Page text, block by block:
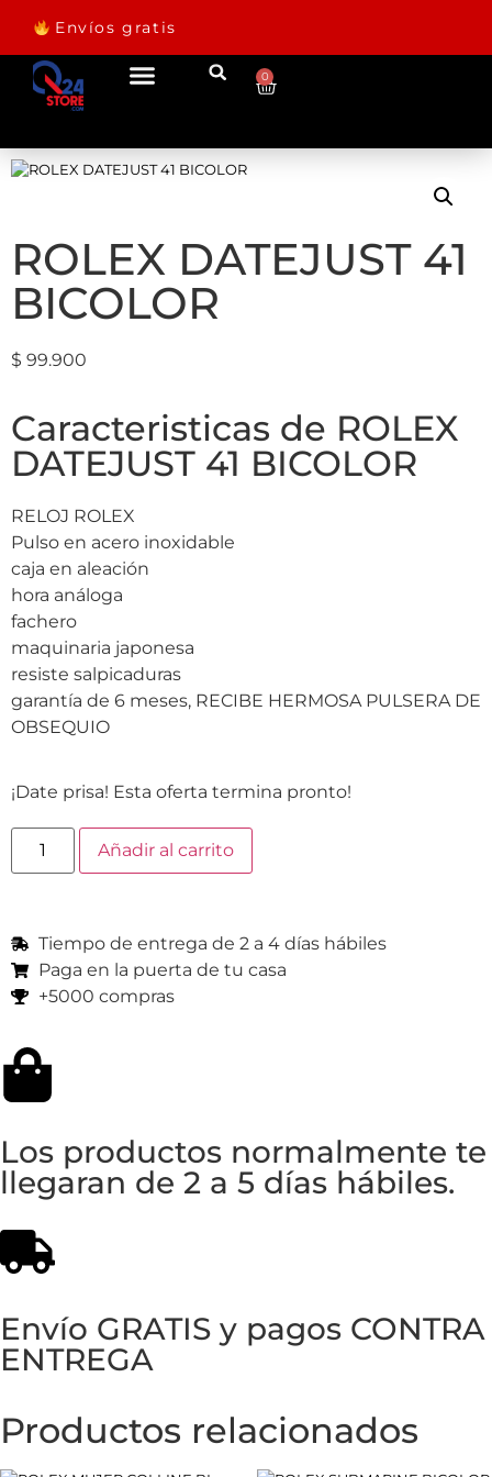
Envíos gratis
0
ROLEX DATEJUST 41
BICOLOR
$ 99.900
Caracteristicas de ROLEX
DATEJUST 41 BICOLOR
RELOJ ROLEX
Pulso en acero inoxidable
caja en aleación
hora análoga
fachero
maquinaria japonesa
resiste salpicaduras
garantía de 6 meses, RECIBE HERMOSA PULSERA DE
OBSEQUIO
¡Date prisa! Esta oferta termina pronto!
Añadir al carrito
Tiempo de entrega de 2 a 4 días hábiles
Paga en la puerta de tu casa
+5000 compras
Los productos normalmente te
llegaran de 2 a 5 días hábiles.
Envío GRATIS y pagos CONTRA
ENTREGA
Productos relacionados